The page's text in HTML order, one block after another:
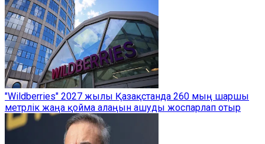
"Wildberries" 2027 жылы Қазақстанда 260 мың шаршы
метрлік жаңа қойма алаңын ашуды жоспарлап отыр